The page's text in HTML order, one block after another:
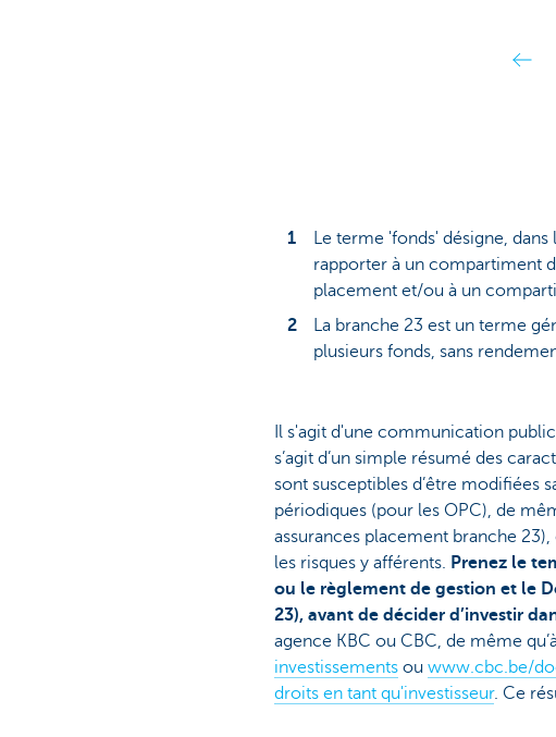
Le terme 'fonds' désigne,
rapporter à un compartiment
placement et/ou à un
La branche 23 est un terme
plusieurs fonds, sans
Il s'agit d'une communication
s’agit d’un simple résumé des
sont susceptibles d’être modifiées
périodiques (pour les OPC), de
assurances placement branche
les risques y afférents. Prenez le
ou le règlement de gestion et le
23), avant de décider d’investir
agence KBC ou CBC, de même
investissements ou www.cbc.be/
droits en tant qu'investisseur. Ce